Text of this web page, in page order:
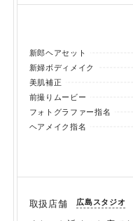
新郎ヘアセット
新婦ボディメイク
美肌補正
前撮りムービー
フォトグラファー指名
ヘアメイク指名
取扱店舗 広島スタジオ